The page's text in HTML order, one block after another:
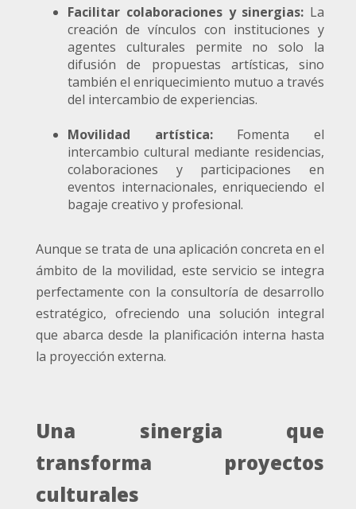
Facilitar colaboraciones y sinergias: La
creación de vínculos con instituciones y
agentes culturales permite no solo la
difusión de propuestas artísticas, sino
también el enriquecimiento mutuo a través
del intercambio de experiencias.
Movilidad artística:Fomenta el
intercambio cultural mediante residencias,
colaboraciones y participaciones en
eventos internacionales, enriqueciendo el
bagaje creativo y profesional.
Aunque se trata de una aplicación concreta en el
ámbito de la movilidad, este servicio se integra
perfectamente con la consultoría de desarrollo
estratégico, ofreciendo una solución integral
que abarca desde la planificación interna hasta
la proyección externa.
Una sinergia que
transforma proyectos
culturales